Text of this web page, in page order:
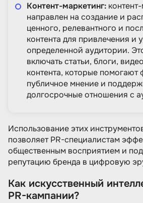
Контент-маркетинг:
направлен на создание и
ценного, релевантного и
контента для привлечения и
определенной аудитории.
включать статьи, блоги,
контента, которые
публичное мнение и
долгосрочные отношения с
Использование этих
позволяет PR-специалистам
общественным восприятием и
репутацию бренда в цифровую
Как искусственный
PR-кампании?